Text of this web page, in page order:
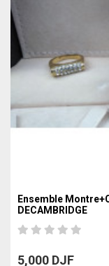
Ensemble
DECAMBRIDGE
5,000 DJF